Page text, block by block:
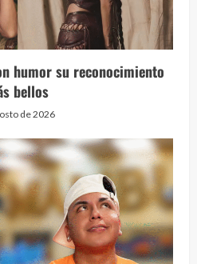
humor su reconocimiento
bellos
de 2026